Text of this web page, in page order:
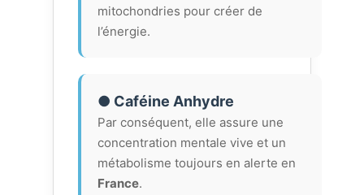
mitochondries pour créer de
l’énergie.
● Caféine Anhydre
Par conséquent, elle assure une
concentration mentale vive et un
métabolisme toujours en alerte en
France.